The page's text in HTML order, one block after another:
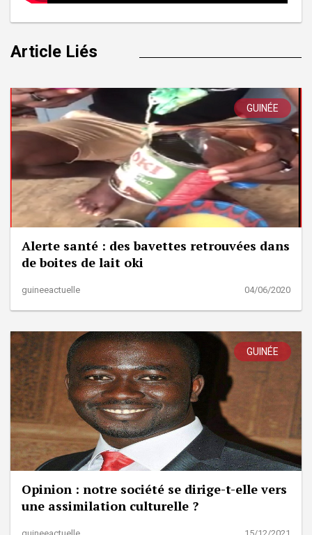
Article Liés
GUINÉE
Alerte santé : des bavettes retrouvées dans
de boites de lait oki
guineeactuelle 04/06/2020
GUINÉE
Opinion : notre société se dirige-t-elle vers
une assimilation culturelle ?